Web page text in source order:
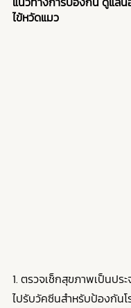
ไข้หวัดแมว
1. ตรวจเช็กสุขภาพเป็นปร
ไปรับวัคซีนสำหรับป้องกัน